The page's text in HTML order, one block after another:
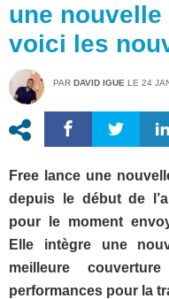
une
voici les
PAR DAVID IGUE LE 24
Free lance une
depuis le début de
pour le moment
Elle intègre une
meilleure
performances pour la